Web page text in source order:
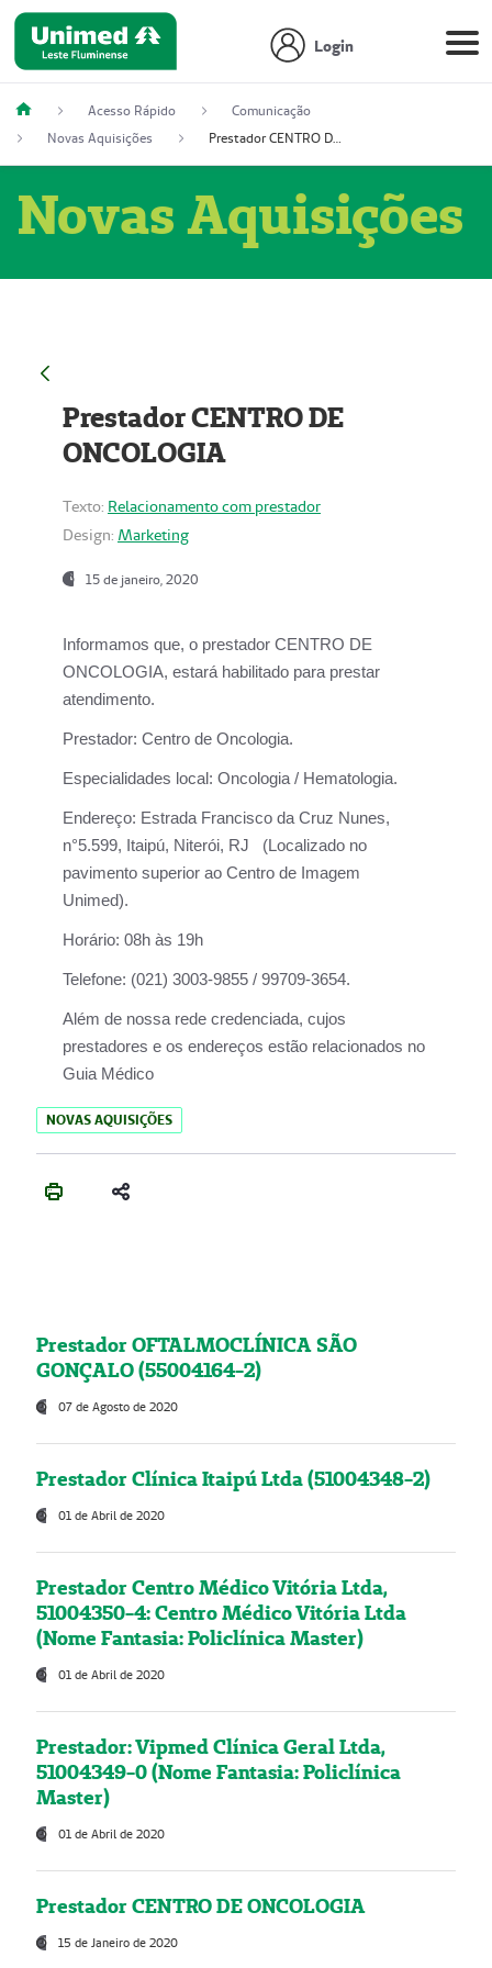
Login
Acesso Rápido
Comunicação
Novas Aquisições
Prestador CENTRO DE ONCOLOGIA
Novas Aquisições
Prestador CENTRO DE
ONCOLOGIA
Texto: Relacionamento com prestador
Design: Marketing
15 de janeiro, 2020
Informamos que, o prestador CENTRO DE
ONCOLOGIA, estará habilitado para prestar
atendimento.
Prestador: Centro de Oncologia.
Especialidades local: Oncologia / Hematologia.
Endereço: Estrada Francisco da Cruz Nunes,
n°5.599, Itaipú, Niterói, RJ (Localizado no
pavimento superior ao Centro de Imagem
Unimed).
Horário: 08h às 19h
Telefone: (021) 3003-9855 / 99709-3654.
Além de nossa rede credenciada, cujos
prestadores e os endereços estão relacionados no
Guia Médico
NOVAS AQUISIÇÕES
Prestador OFTALMOCLÍNICA SÃO
GONÇALO (55004164-2)
07 de Agosto de 2020
Prestador Clínica Itaipú Ltda (51004348-2)
01 de Abril de 2020
Prestador Centro Médico Vitória Ltda,
51004350-4: Centro Médico Vitória Ltda
(Nome Fantasia: Policlínica Master)
01 de Abril de 2020
Prestador: Vipmed Clínica Geral Ltda,
51004349-0 (Nome Fantasia: Policlínica
Master)
01 de Abril de 2020
Prestador CENTRO DE ONCOLOGIA
15 de Janeiro de 2020